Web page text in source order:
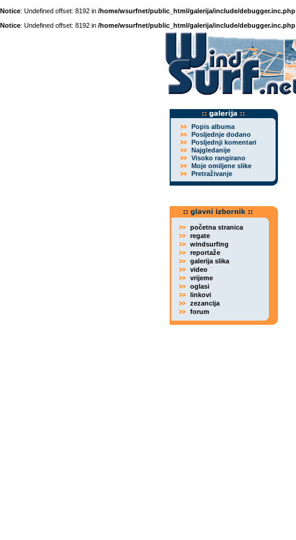
Notice: Undefined offset: 8192 in /home/wsurfnet/public_html/galerija/include/debugger.inc.php
Notice: Undefined offset: 8192 in /home/wsurfnet/public_html/galerija/include/debugger.inc.php
Popis albuma
Posljednje dodano
Posljednji komentari
Najgledanije
Visoko rangirano
Moje omiljene slike
Pretraživanje
početna stranica
regate
windsurfing
reportaže
galerija slika
video
vrijeme
oglasi
linkovi
zezancija
forum